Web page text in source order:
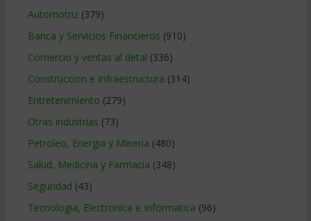
Automotriz(379)
Banca y Servicios Financieros (910)
Comercio y ventas al detal (336)
Construccion e Infraestructura (314)
Entretenimiento (279)
Otras industrias (73)
Petroleo, Energia y Mineria (480)
Salud, Medicina y Farmacia (348)
Seguridad (43)
Tecnologia, Electronica e Informatica (96)